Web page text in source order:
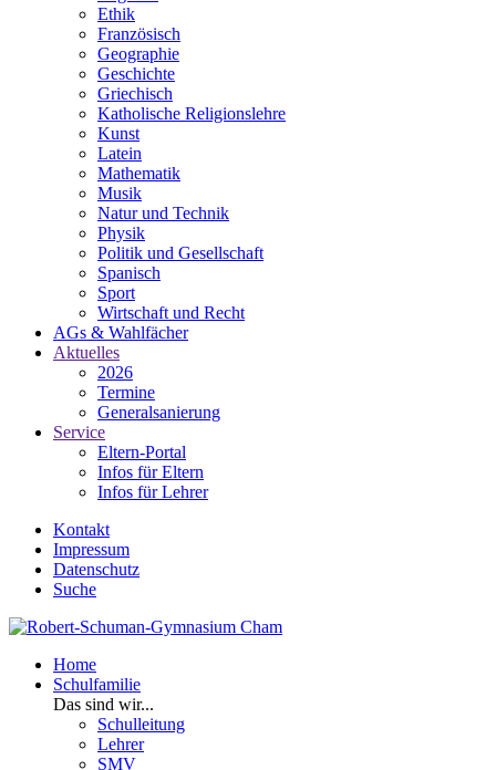
Ethik
Französisch
Geographie
Geschichte
Griechisch
Katholische Religionslehre
Kunst
Latein
Mathematik
Musik
Natur und Technik
Physik
Politik und Gesellschaft
Spanisch
Sport
Wirtschaft und Recht
AGs & Wahlfächer
Aktuelles
2026
Termine
Generalsanierung
Service
Eltern-Portal
Infos für Eltern
Infos für Lehrer
Kontakt
Impressum
Datenschutz
Suche
Home
Schulfamilie
Das sind wir...
Schulleitung
Lehrer
SMV